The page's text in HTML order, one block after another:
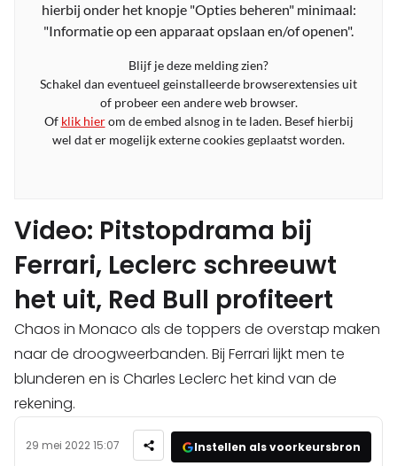
hierbij onder het knopje "Opties beheren" minimaal:
"Informatie op een apparaat opslaan en/of openen".
Blijf je deze melding zien?
Schakel dan eventueel geinstalleerde browserextensies uit
of probeer een andere web browser.
Of klik hierom de embed alsnog in te laden. Besef hierbij
wel dat er mogelijk externe cookies geplaatst worden.
Video: Pitstopdrama bij
Ferrari, Leclerc schreeuwt
het uit, Red Bull profiteert
Chaos in Monaco als de toppers de overstap maken
naar de droogweerbanden. Bij Ferrari lijkt men te
blunderen en is Charles Leclerc het kind van de
rekening.
29 mei 2022 15:07 Instellen als voorkeursbron